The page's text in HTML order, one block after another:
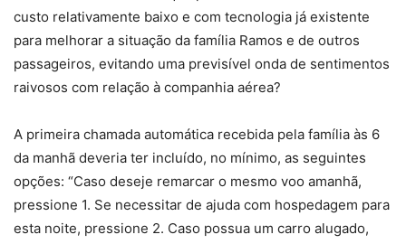
custo relativamente baixo e com tecnologia já existente
para melhorar a situação da família Ramos e de outros
passageiros, evitando uma previsível onda de sentimentos
raivosos com relação à companhia aérea?
A primeira chamada automática recebida pela família às 6
da manhã deveria ter incluído, no mínimo, as seguintes
opções: “Caso deseje remarcar o mesmo voo amanhã,
pressione 1. Se necessitar de ajuda com hospedagem para
esta noite, pressione 2. Caso possua um carro alugado,